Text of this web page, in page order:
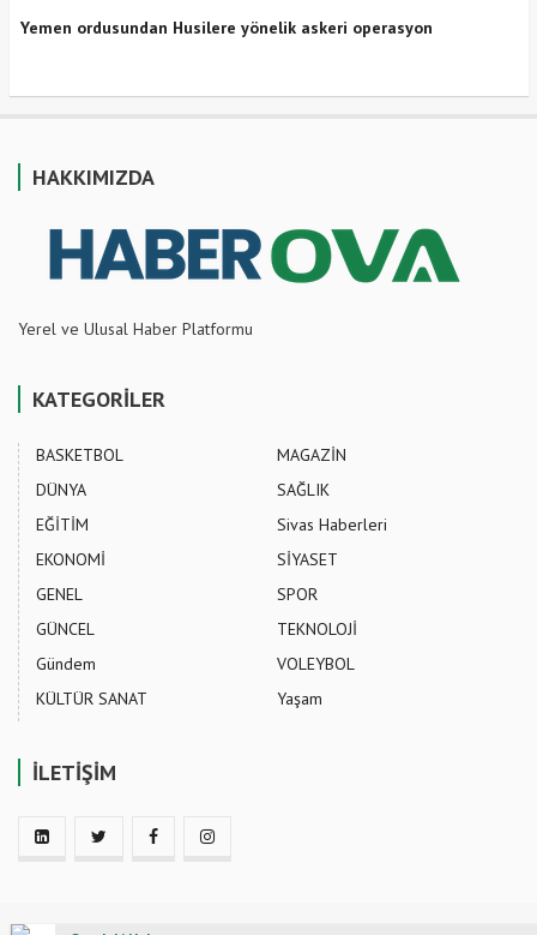
Yemen ordusundan Husilere yönelik askeri operasyon
HAKKIMIZDA
Yerel ve Ulusal Haber Platformu
KATEGORİLER
BASKETBOL
DÜNYA
EĞİTİM
EKONOMİ
GENEL
GÜNCEL
Gündem
KÜLTÜR SANAT
MAGAZİN
SAĞLIK
Sivas Haberleri
SİYASET
SPOR
TEKNOLOJİ
VOLEYBOL
Yaşam
İLETİŞİM